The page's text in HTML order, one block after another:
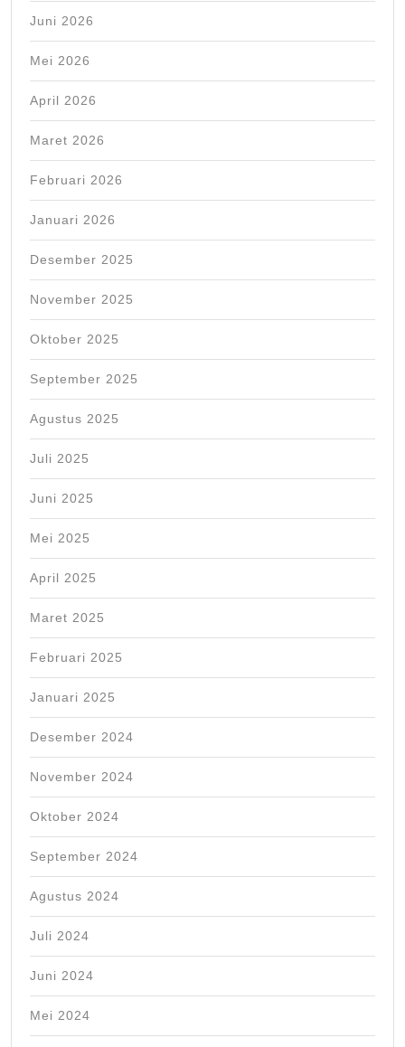
Juni 2026
Mei 2026
April 2026
Maret 2026
Februari 2026
Januari 2026
Desember 2025
November 2025
Oktober 2025
September 2025
Agustus 2025
Juli 2025
Juni 2025
Mei 2025
April 2025
Maret 2025
Februari 2025
Januari 2025
Desember 2024
November 2024
Oktober 2024
September 2024
Agustus 2024
Juli 2024
Juni 2024
Mei 2024